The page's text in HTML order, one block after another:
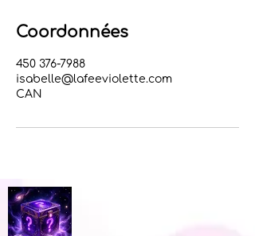
Coordonnées
450 376-7988
isabelle@lafeeviolette.com
CAN